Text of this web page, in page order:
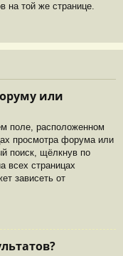
на той же странице.
или
поле, расположенном
просмотра форума или
поиск, щёлкнув по
всех страницах
зависеть от